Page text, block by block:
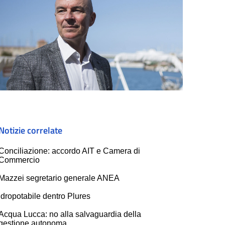
correlate
accordo AIT e Camera di
segretario generale ANEA
dentro Plures
Lucca: no alla salvaguardia della
autonoma